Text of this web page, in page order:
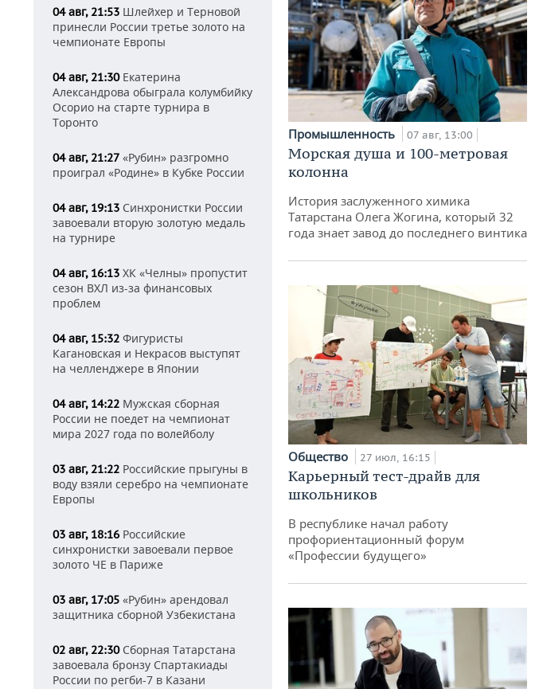
04 авг, 21:53 Шлейхер и Терновой
принесли России третье золото на
чемпионате Европы
04 авг, 21:30Екатерина
Александрова обыграла колумбийку
Осорио на старте турнира в
Торонто
04 авг, 21:27 «Рубин» разгромно
проиграл «Родине» в Кубке России
04 авг, 19:13 Синхронистки России
завоевали вторую золотую медаль
на турнире
04 авг, 16:13 ХК «Челны» пропустит
сезон ВХЛ из-за финансовых
проблем
04 авг, 15:32 Фигуристы
Кагановская и Некрасов выступят
на челленджере в Японии
04 авг, 14:22 Мужская сборная
России не поедет на чемпионат
мира 2027 года по волейболу
03 авг, 21:22 Российские прыгуны в
воду взяли серебро на чемпионате
Европы
03 авг, 18:16 Российские
синхронистки завоевали первое
золото ЧЕ в Париже
03 авг, 17:05 «Рубин» арендовал
защитника сборной Узбекистана
02 авг, 22:30Сборная Татарстана
завоевала бронзу Спартакиады
России по регби-7 в Казани
Промышленность 07 авг, 13:00
Морская душа и 100-метровая
колонна
История заслуженного химика
Татарстана Олега Жогина, который 32
года знает завод до последнего винтика
Общество 27 июл, 16:15
Карьерный тест-драйв для
школьников
В республике начал работу
профориентационный форум
«Профессии будущего»